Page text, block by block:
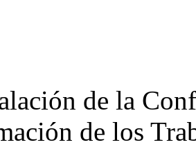
de la
de los